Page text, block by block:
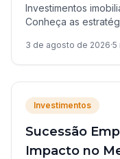
Investimentos
Conheça as
3 de agosto de 2026·5
Investimentos
Sucessão
Impacto no